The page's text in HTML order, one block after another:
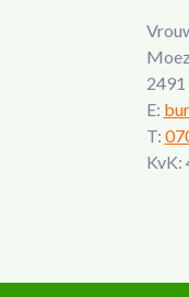
2491
E:
T:
KvK: